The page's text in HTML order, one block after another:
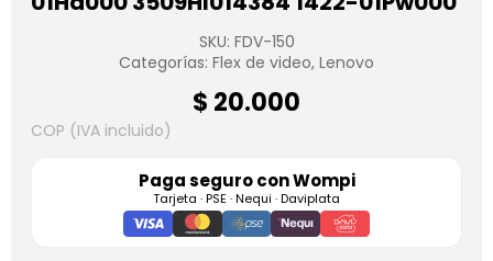
SKU: FDV-150
Categorías: Flex de video, Lenovo
$ 20.000
COP (IVA incluido)
Paga seguro conWompi
Tarjeta · PSE · Nequi · Daviplata